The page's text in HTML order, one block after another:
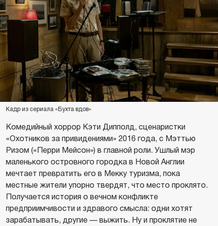
Кадр из сериала «Бухта вдов»
Комедийный хоррор Кэти Дипполд, сценаристки
«Охотников за привидениями» 2016 года, с Мэттью
Ризом («Перри Мейсон») в главной роли. Ушлый мэр
маленького островного городка в Новой Англии
мечтает превратить его в Мекку туризма, пока
местные жители упорно твердят, что место проклято.
Получается история о вечном конфликте
предприимчивости и здравого смысла: одни хотят
зарабатывать, другие — выжить. Ну и проклятие не